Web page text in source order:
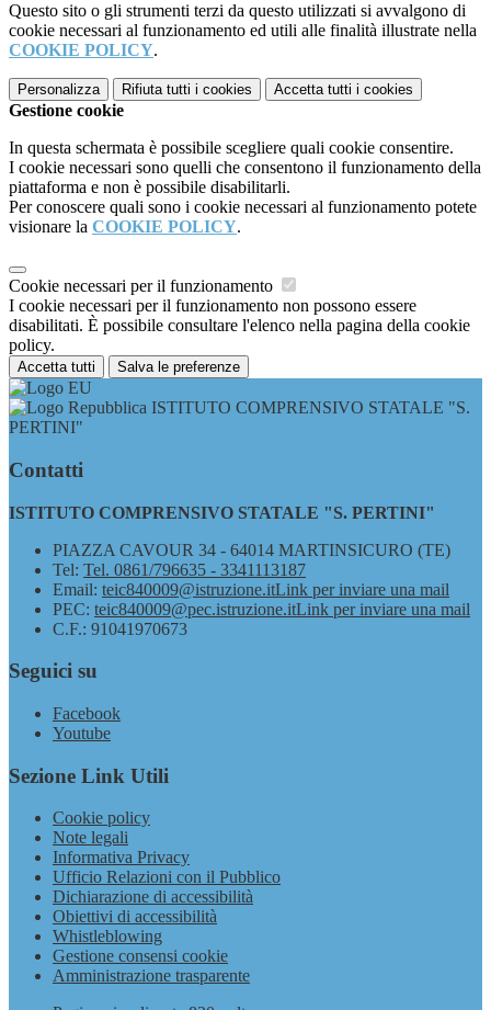
Questo sito o gli strumenti terzi da questo utilizzati si avvalgono di
cookie necessari al funzionamento ed utili alle finalità illustrate nella
COOKIE POLICY.
Personalizza Rifiuta tutti i cookies Accetta tutti i cookies
Gestione cookie
In questa schermata è possibile scegliere quali cookie consentire.
I cookie necessari sono quelli che consentono il funzionamento della
piattaforma e non è possibile disabilitarli.
Per conoscere quali sono i cookie necessari al funzionamento potete
visionare la COOKIE POLICY.
Cookie necessari per il funzionamento
I cookie necessari per il funzionamento non possono essere
disabilitati. È possibile consultare l'elenco nella pagina della cookie
policy.
Accetta tutti Salva le preferenze
ISTITUTO COMPRENSIVO STATALE "S.
PERTINI"
Contatti
ISTITUTO COMPRENSIVO STATALE "S. PERTINI"
PIAZZA CAVOUR 34 - 64014 MARTINSICURO (TE)
Tel: Tel. 0861/796635 - 3341113187
Email: teic840009@istruzione.itLink per inviare una mail
PEC: teic840009@pec.istruzione.itLink per inviare una mail
C.F.: 91041970673
Seguici su
Facebook
Youtube
Sezione Link Utili
Cookie policy
Note legali
Informativa Privacy
Ufficio Relazioni con il Pubblico
Dichiarazione di accessibilità
Obiettivi di accessibilità
Whistleblowing
Gestione consensi cookie
Amministrazione trasparente